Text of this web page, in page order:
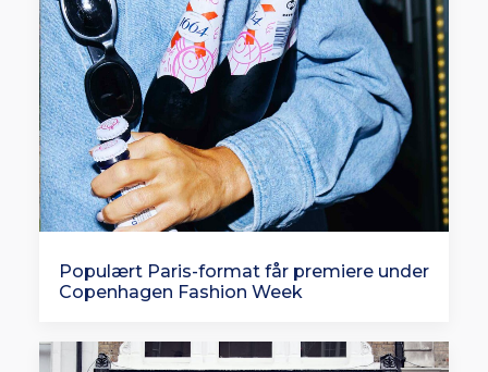
Populært Paris-format får premiere under
Copenhagen Fashion Week